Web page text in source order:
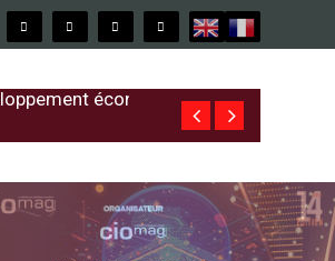
économique
Free au